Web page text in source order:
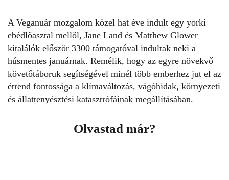
A Veganuár mozgalom közel hat éve indult egy yorki
ebédlőasztal mellől, Jane Land és Matthew Glower
kitalálók először 3300 támogatóval indultak neki a
húsmentes januárnak. Remélik, hogy az egyre növekvő
követőtáboruk segítségével minél több emberhez jut el az
étrend fontossága a klímaváltozás, vágóhidak, környezeti
és állattenyésztési katasztrófáinak megállításában.
Olvastad már?